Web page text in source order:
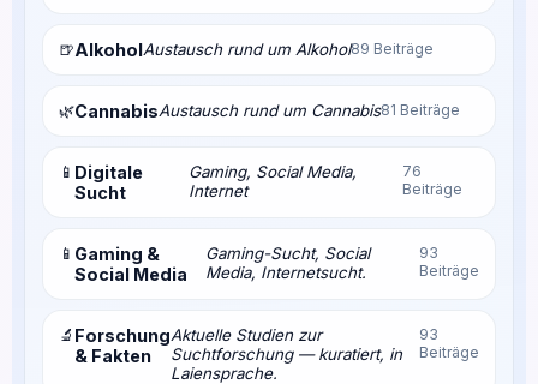
🍺AlkoholAustausch rund um Alkohol89 Beiträge
🌿CannabisAustausch rund um Cannabis81 Beiträge
📱 Digitale
Sucht
Gaming, Social Media,
Internet
76
Beiträge
📱 Gaming &
Social Media
Gaming-Sucht, Social
Media, Internetsucht.
93
Beiträge
🔬 Forschung
& Fakten
Aktuelle Studien zur
Suchtforschung — kuratiert, in
Laiensprache.
93
Beiträge